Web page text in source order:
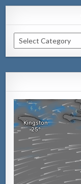
Categorianan